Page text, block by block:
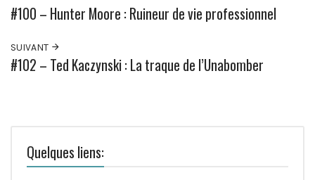
#100 – Hunter Moore : Ruineur de vie professionnel
SUIVANT
#102 – Ted Kaczynski : La traque de l’Unabomber
Quelques liens: